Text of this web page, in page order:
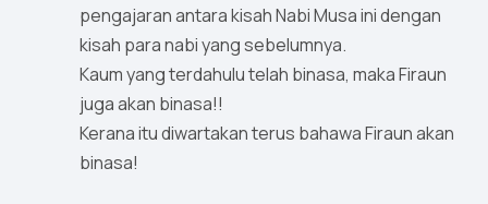
pengajaran antara kisah Nabi Musa ini dengan
kisah para nabi yang sebelumnya.
Kaum yang terdahulu telah binasa, maka Firaun
juga akan binasa!!
Kerana itu diwartakan terus bahawa Firaun akan
binasa!